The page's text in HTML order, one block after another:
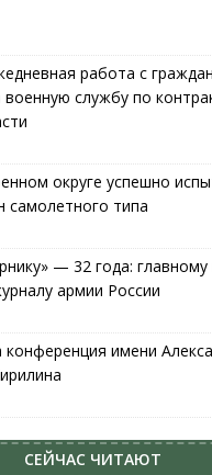
работа с
службу по
округе успешно
самолетного типа
— 32 года: главному
армии России
имени
СЕЙЧАС ЧИТАЮТ